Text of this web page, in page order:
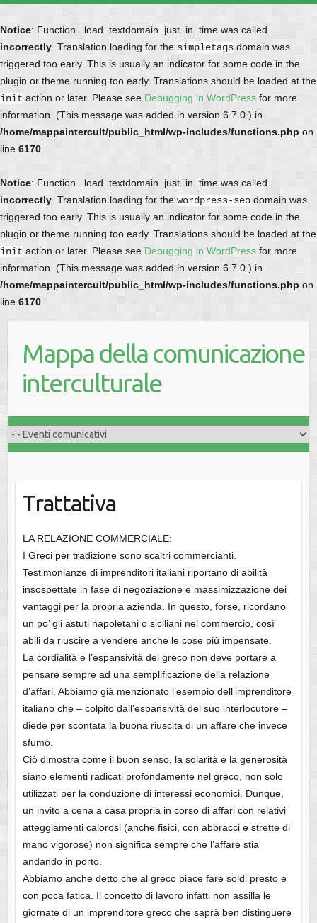
Notice: Function _load_textdomain_just_in_time was called
incorrectly . Translation loading for the simpletags domain was
triggered too early. This is usually an indicator for some code in the
plugin or theme running too early. Translations should be loaded at the
init action or later. Please see Debugging in WordPress for more
information. (This message was added in version 6.7.0.) in
/home/mappaintercult/public_html/wp-includes/functions.php on
line 6170
Notice: Function _load_textdomain_just_in_time was called
incorrectly . Translation loading for the wordpress-seo domain was
triggered too early. This is usually an indicator for some code in the
plugin or theme running too early. Translations should be loaded at the
init action or later. Please see Debugging in WordPress for more
information. (This message was added in version 6.7.0.) in
/home/mappaintercult/public_html/wp-includes/functions.php on
line 6170
Mappa della comunicazione
interculturale
Trattativa
LA RELAZIONE COMMERCIALE:
I Greci per tradizione sono scaltri commercianti.
Testimonianze di imprenditori italiani riportano di abilità
insospettate in fase di negoziazione e massimizzazione dei
vantaggi per la propria azienda. In questo, forse, ricordano
un po’ gli astuti napoletani o siciliani nel commercio, così
abili da riuscire a vendere anche le cose più impensate.
La cordialità e l’espansività del greco non deve portare a
pensare sempre ad una semplificazione della relazione
d’affari. Abbiamo già menzionato l’esempio dell’imprenditore
italiano che – colpito dall’espansività del suo interlocutore –
diede per scontata la buona riuscita di un affare che invece
sfumò.
Ciò dimostra come il buon senso, la solarità e la generosità
siano elementi radicati profondamente nel greco, non solo
utilizzati per la conduzione di interessi economici. Dunque,
un invito a cena a casa propria in corso di affari con relativi
atteggiamenti calorosi (anche fisici, con abbracci e strette di
mano vigorose) non significa sempre che l’affare stia
andando in porto.
Abbiamo anche detto che al greco piace fare soldi presto e
con poca fatica. Il concetto di lavoro infatti non assilla le
giornate di un imprenditore greco che saprà ben distinguere